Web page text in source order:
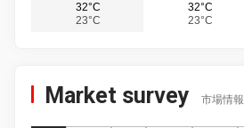
32°C
23°C
32°C
23°C
Market survey 市場情報